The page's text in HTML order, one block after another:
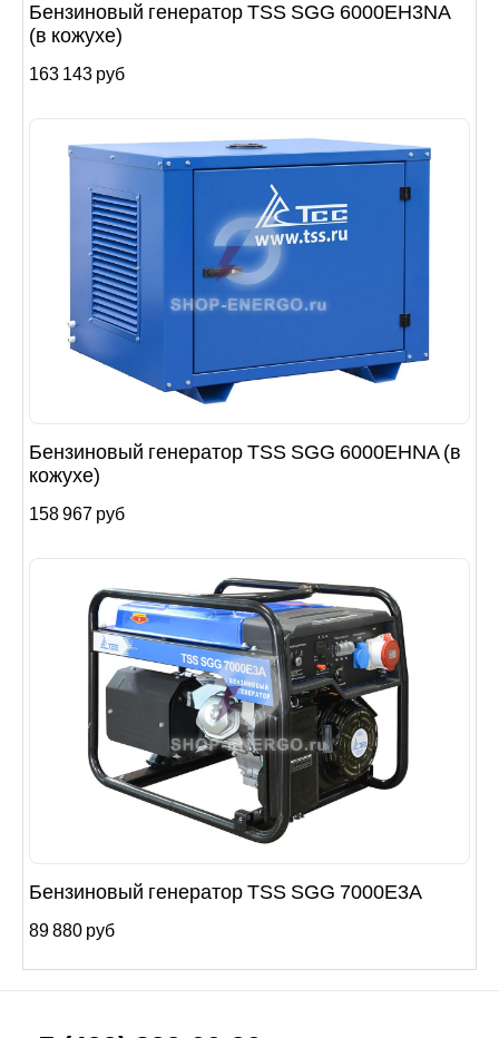
Бензиновый генератор TSS SGG 6000EH3NA
(в кожухе)
163 143 руб
Бензиновый генератор TSS SGG 6000EHNA (в
кожухе)
158 967 руб
Бензиновый генератор TSS SGG 7000E3A
89 880 руб